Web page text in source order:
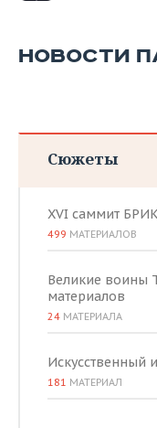
НОВОСТИ
Сюжеты
XVI саммит
499 МАТЕРИАЛОВ
Великие воины
материалов
24 МАТЕРИАЛА
Искусственный
181 МАТЕРИАЛ